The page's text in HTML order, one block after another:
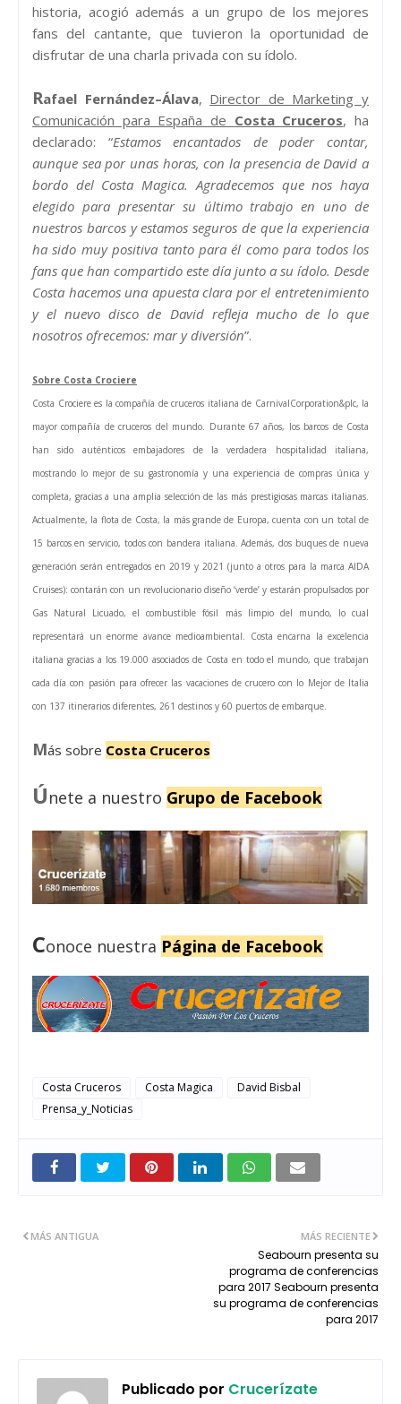
historia, acogió además a un grupo de los mejores
fans del cantante, que tuvieron la oportunidad de
disfrutar de una charla privada con su ídolo.
Rafael Fernández–Álava, Director de Marketing y
Comunicación para España de Costa Cruceros, ha
declarado: “Estamos encantados de poder contar,
aunque sea por unas horas, con la presencia de David a
bordo del Costa Magica. Agradecemos que nos haya
elegido para presentar su último trabajo en uno de
nuestros barcos y estamos seguros de que la experiencia
ha sido muy positiva tanto para él como para todos los
fans que han compartido este día junto a su ídolo. Desde
Costa hacemos una apuesta clara por el entretenimiento
y el nuevo disco de David refleja mucho de lo que
nosotros ofrecemos: mar y diversión”.
Sobre Costa Crociere
Costa Crociere es la compañía de cruceros italiana de CarnivalCorporation&plc, la
mayor compañía de cruceros del mundo. Durante 67 años, los barcos de Costa
han sido auténticos embajadores de la verdadera hospitalidad italiana,
mostrando lo mejor de su gastronomía y una experiencia de compras única y
completa, gracias a una amplia selección de las más prestigiosas marcas italianas.
Actualmente, la flota de Costa, la más grande de Europa, cuenta con un total de
15 barcos en servicio, todos con bandera italiana. Además, dos buques de nueva
generación serán entregados en 2019 y 2021 (junto a otros para la marca AIDA
Cruises): contarán con un revolucionario diseño ‘verde’ y estarán propulsados por
Gas Natural Licuado, el combustible fósil más limpio del mundo, lo cual
representará un enorme avance medioambiental. Costa encarna la excelencia
italiana gracias a los 19.000 asociados de Costa en todo el mundo, que trabajan
cada día con pasión para ofrecer las vacaciones de crucero con lo Mejor de Italia
con 137 itinerarios diferentes, 261 destinos y 60 puertos de embarque.
Más sobre Costa Cruceros
Únete a nuestro Grupo de Facebook
Conoce nuestra Página de Facebook
Costa Cruceros Costa Magica
David Bisbal
Prensa_y_Noticias
MÁS RECIENTE
Seabourn presenta su
programa de conferencias
para 2017 Seabourn presenta
su programa de conferencias
para 2017
MÁS ANTIGUA
Publicado por Crucerízate